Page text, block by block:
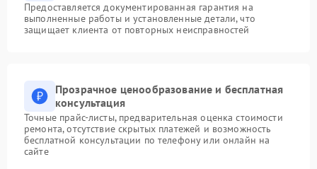
Предоставляется документированная гарантия на
выполненные работы и установленные детали, что
защищает клиента от повторных неисправностей
Прозрачное ценообразование и бесплатная
консультация
Точные прайс-листы, предварительная оценка стоимости
ремонта, отсутствие скрытых платежей и возможность
бесплатной консультации по телефону или онлайн на
сайте